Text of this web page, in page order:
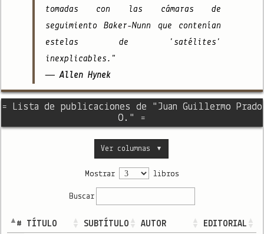
tomadas con las cámaras de
seguimiento Baker-Nunn que contenían
estelas de 'satélites'
inexplicables."
— Allen Hynek
= Lista de publicaciones de "Juan Guillermo Prado
O." =
Ver columnas ▼
Mostrar libros
Buscar
# TÍTULO SUBTÍTULO AUTOR EDITORIAL